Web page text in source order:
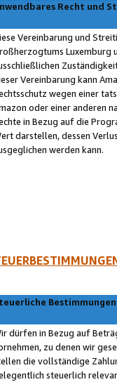
Recht und
Vereinbarung und
Luxemburg
Vereinbarung kann
wegen einer
oder einer anderen
in Bezug auf die
darstellen, dessen
werden kann.
Bestimmungen
dürfen in Bezug auf
zu denen wir
die vollständige
steuerlich